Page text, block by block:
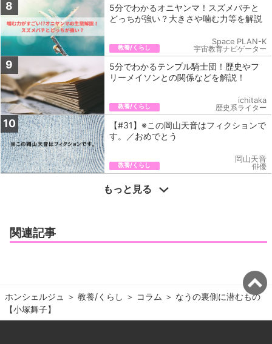
8
5分でわかるオニヤンマ！スズメバチと
どっちが強い？大きさや噛む力等を解説
教養/くらし
Space PLAN-K
宇宙教育ナビゲーター
9
5分でわかるテンプル騎士団！歴史やフ
リーメイソンとの関係などを解説！
教養/くらし
ichitaka
歴史系ライター
10
【#31】※この岡山天音はフィクションで
す。／おめでとう
教養/くらし
岡山天音
俳優
もっと見る
関連記事
ホンシェルジュ ＞ 教養/くらし ＞ コラム ＞ なうの裏側に潜むもの
【小塚舞子】